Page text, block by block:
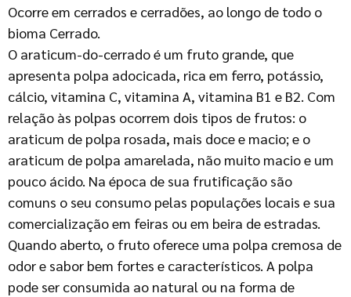
Ocorre em cerrados e cerradões, ao longo de todo o
bioma Cerrado.
O araticum-do-cerrado é um fruto grande, que
apresenta polpa adocicada, rica em ferro, potássio,
cálcio, vitamina C, vitamina A, vitamina B1 e B2. Com
relação às polpas ocorrem dois tipos de frutos: o
araticum de polpa rosada, mais doce e macio; e o
araticum de polpa amarelada, não muito macio e um
pouco ácido. Na época de sua frutificação são
comuns o seu consumo pelas populações locais e sua
comercialização em feiras ou em beira de estradas.
Quando aberto, o fruto oferece uma polpa cremosa de
odor e sabor bem fortes e característicos. A polpa
pode ser consumida ao natural ou na forma de